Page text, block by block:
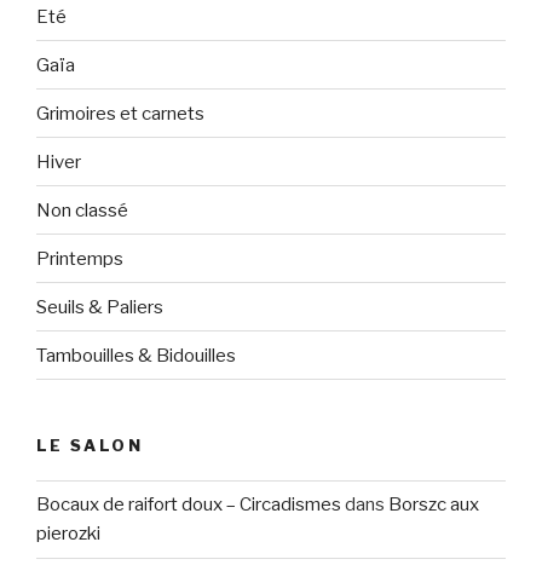
Eté
Gaïa
Grimoires et carnets
Hiver
Non classé
Printemps
Seuils & Paliers
Tambouilles & Bidouilles
LE SALON
Bocaux de raifort doux – Circadismes dans Borszc aux
pierozki